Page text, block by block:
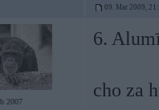
09. Mar 2009,
2007
6.
cho za